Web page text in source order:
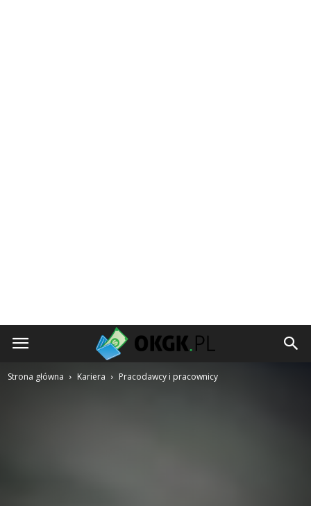
okgk.pl
Strona główna Kariera Pracodawcy i pracownicy